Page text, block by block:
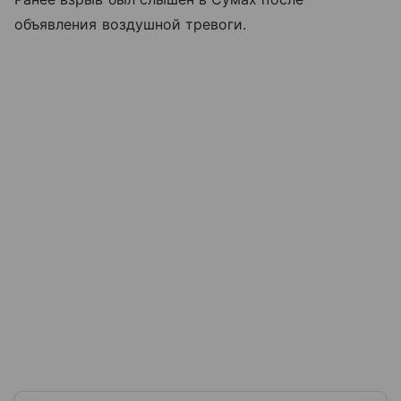
объявления воздушной тревоги.